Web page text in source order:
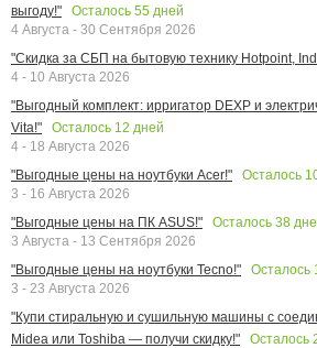
выгоду!"
Осталось 55 дней
4 Августа - 30 Сентября 2026
"Скидка за СБП на бытовую технику Hotpoint,
4 - 10 Августа 2026
"Выгодный комплект: ирригатор DEXP и
Vita!"
Осталось 12 дней
4 - 18 Августа 2026
"Выгодные цены на ноутбуки Acer!"
Осталось
3 - 16 Августа 2026
"Выгодные цены на ПК ASUS!"
Осталось 38
3 Августа - 13 Сентября 2026
"Выгодные цены на ноутбуки Tecno!"
Осталось
3 - 23 Августа 2026
"Купи стиральную и сушильную машины с
Midea или Toshiba — получи скидку!"
Осталось